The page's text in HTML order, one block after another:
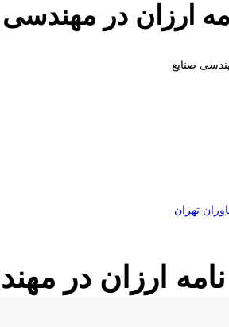
ارزان در
تهران
نامه ارزان در